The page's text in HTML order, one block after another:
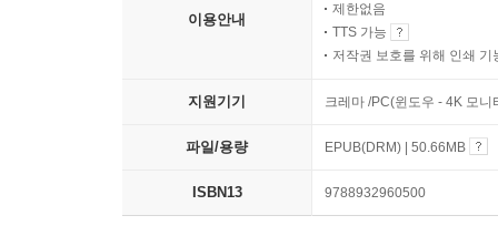
이용안내
제한없음
TTS 가능
저작권 보호를 위해 인쇄 기
지원기기 크레마 /PC(윈도우 - 4K 모
파일/용량 EPUB(DRM) | 50.66MB
ISBN13 9788932960500